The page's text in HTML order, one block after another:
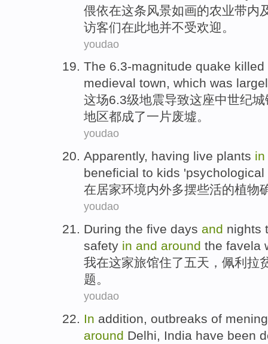
偎依在这条风景如画的农业带内
访客们在此地并不受欢迎 。
youdao
The 6.3-magnitude quake killed
medieval town, which was
这场6.3级地震导致这座中世纪城
地区都成了一片废墟。
youdao
Apparently, having live plants in
beneficial to kids 'psychological
在居家环境内外多摆些活的植物
youdao
During the five days and nights
safety in and around the favela
我在这家旅馆住了五天 ，佩利拉
题。
youdao
In addition, outbreaks of
around Delhi, India have been